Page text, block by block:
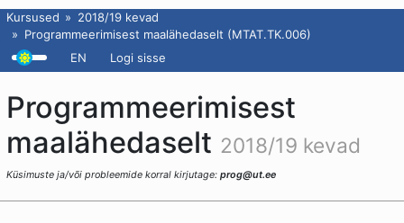
Kursused
2018/19 kevad
Programmeerimisest maalähedaselt (MTAT.TK.006)
EN
Logi sisse
Programmeerimisest
maalähedaselt 2018/19 kevad
Küsimuste ja/või probleemide korral kirjutage: prog@ut.ee